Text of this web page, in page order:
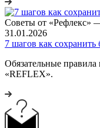
Советы от «Рефлекс»
31.01.2026
7 шагов как сохранить
Обязательные правила
«REFLEX».